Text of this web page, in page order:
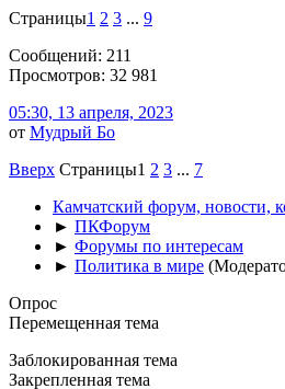
Страницы1 2 3 ... 9
Сообщений: 211
Просмотров: 32 981
05:30, 13 апреля, 2023
от Мудрый Бo
Вверх Страницы1 2 3 ... 7
Камчатский форум, новости,
► ПКФорум
► Форумы по интересам
► Политика в мире
Опрос
Перемещенная тема
Заблокированная тема
Закрепленная тема